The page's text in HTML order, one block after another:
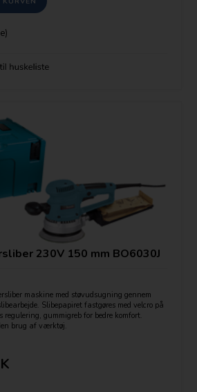
230V 150 mm BO6030J
maskine med støvudsugning gennem
Slibepapiret fastgøres med velcro på
regulering, gummigreb for bedre komfort.
brug af værktøj.